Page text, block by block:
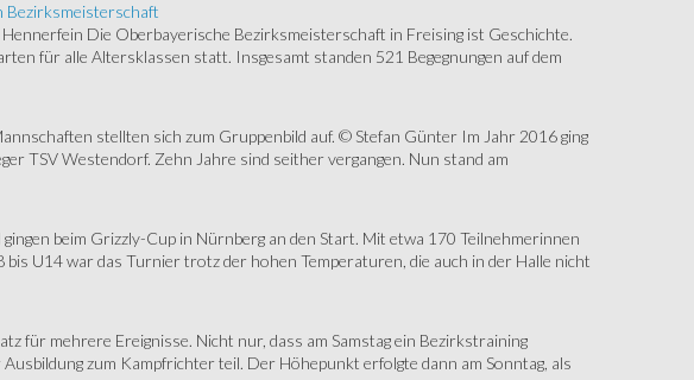
Bezirksmeisterschaft
Die Oberbayerische Bezirksmeisterschaft in Freising ist Geschichte.
für alle Altersklassen statt. Insgesamt standen 521 Begegnungen auf dem
stellten sich zum Gruppenbild auf. © Stefan Günter Im Jahr 2016 ging
TSV Westendorf. Zehn Jahre sind seither vergangen. Nun stand am
beim Grizzly-Cup in Nürnberg an den Start. Mit etwa 170 Teilnehmerinnen
U14 war das Turnier trotz der hohen Temperaturen, die auch in der Halle nicht
für mehrere Ereignisse. Nicht nur, dass am Samstag ein Bezirkstraining
zum Kampfrichter teil. Der Höhepunkt erfolgte dann am Sonntag, als